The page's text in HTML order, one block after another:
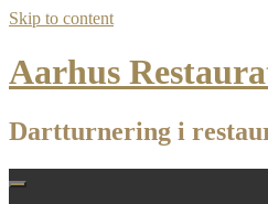
Skip to content
Aarhus
Dartturnering i